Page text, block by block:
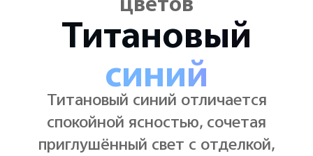
Элитный
чёрный
Элитный чёрный остается чётким и
современным, сочетая чистые
линии с чёрным цветом, который